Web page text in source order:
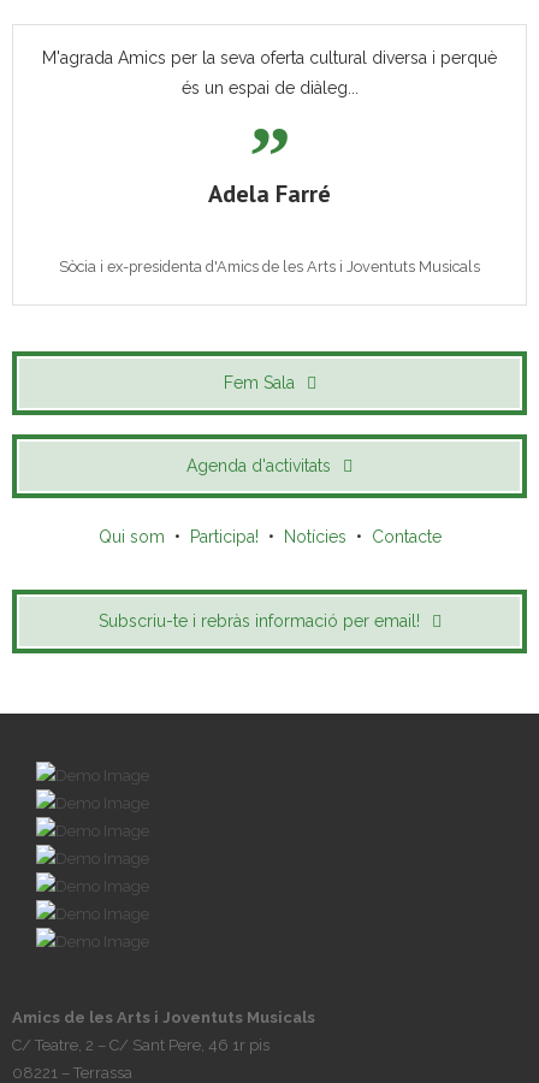
M'agrada Amics per la seva oferta cultural diversa i perquè
és un espai de diàleg...
Adela Farré
Sòcia i ex-presidenta d'Amics de les Arts i Joventuts Musicals
Fem Sala
Agenda d'activitats
Qui som • Participa! • Notícies • Contacte
Subscriu-te i rebràs informació per email!
Amics de les Arts i Joventuts Musicals
C/ Teatre, 2 – C/ Sant Pere, 46 1r pis
08221 – Terrassa